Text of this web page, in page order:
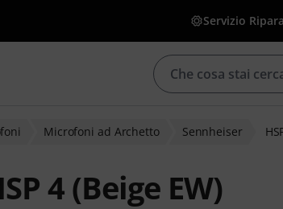
Servizio
Microfoni ad Archetto Sennheiser
4 (Beige EW)